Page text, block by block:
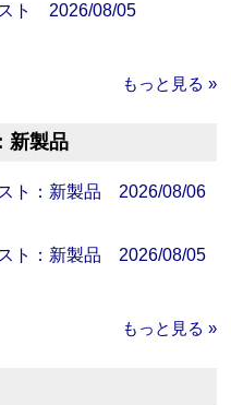
ト 2026/08/05
もっと見る »
新製品
ト：新製品 2026/08/06
ト：新製品 2026/08/05
もっと見る »